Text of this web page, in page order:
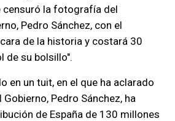
censuró la fotografía del
Pedro Sánchez, con el
de la historia y costará 30
de su bolsillo".
en un tuit, en el que ha aclarado
Pedro Sánchez, ha
de España de 130 millones